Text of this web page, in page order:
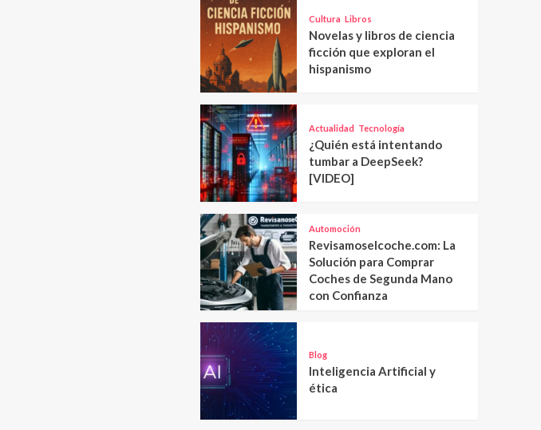
Cultura Libros
Novelas y libros de ciencia
ficción que exploran el
hispanismo
Actualidad Tecnología
¿Quién está intentando
tumbar a DeepSeek?
[VIDEO]
Automoción
Revisamoselcoche.com: La
Solución para Comprar
Coches de Segunda Mano
con Confianza
Blog
Inteligencia Artificial y
ética